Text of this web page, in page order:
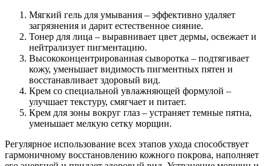
Мягкий гель для умывания – эффективно удаляет
загрязнения и дарит естественное сияние.
Тонер для лица – выравнивает цвет дермы, освежает и
нейтрализует пигментацию.
Высококонцентрированная сыворотка – подтягивает
кожу, уменьшает видимость пигментных пятен и
восстанавливает здоровый вид.
Крем со специальной увлажняющей формулой –
улучшает текстуру, смягчает и питает.
Крем для зоны вокруг глаз – устраняет темные пятна,
уменьшает мелкую сетку морщин.
Регулярное использование всех этапов ухода способствует
гармоничному восстановлению кожного покрова, наполняет